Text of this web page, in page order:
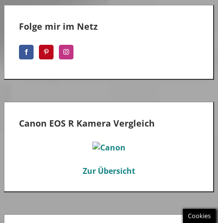
Folge mir im Netz
Canon EOS R Kamera Vergleich
Zur Übersicht
Cookies